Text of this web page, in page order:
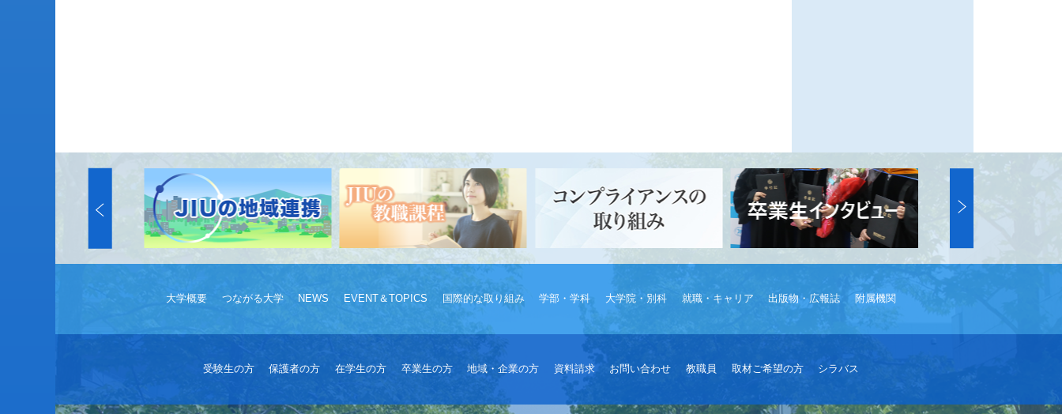
大学概要 つながる大学 NEWS EVENT＆TOPICS 国際的な取り組み 学部・学科 大学院・別科 就職・キャリア 出版物・広報誌 附属機関
受験生の方 保護者の方 在学生の方 卒業生の方 地域・企業の方 資料請求 お問い合わせ 教職員 取材ご希望の方 シラバス